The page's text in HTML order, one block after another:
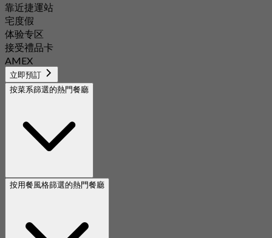
靠近捷運站
宅度假
体验专区
接受禮品卡
AMEX
立即預訂
按菜系篩選的熱門餐廳
按用餐風格篩選的熱門餐廳